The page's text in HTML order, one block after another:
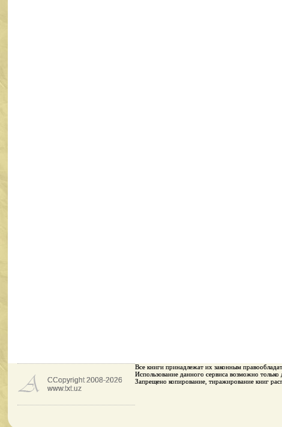
CCopyright 2008-2026
www.txt.uz
Все книги принадлежaт их законным
Использование данного сервиса возможно только
Запрещено копирование, тиражирование книг